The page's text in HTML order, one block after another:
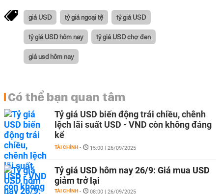
giá USD tỷ giá ngoại tệ tỷ giá USD
tỷ giá USD hôm nay tỷ giá USD chợ đen
giá usd hôm nay
Có thể bạn quan tâm
Tỷ giá USD biến động trái chiều, chênh
lệch lãi suất USD - VND còn không đáng
kể
TÀI CHÍNH - 15:00 | 26/09/2025
Tỷ giá USD hôm nay 26/9: Giá mua USD
giảm trở lại
TÀI CHÍNH - 08:00 | 26/09/2025